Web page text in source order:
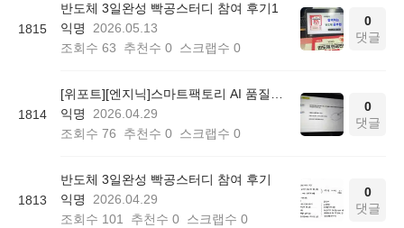
1815
반도체 3일완성 빡공스터디 참여 후기1
익명
2026.05.13
조회수 63 추천수 0 스크랩수 0
0
댓글
1814
[위포트][엔지닉]스마트팩토리 AI 품질관리 빡공스터디 51기 후기
익명
2026.04.29
조회수 76 추천수 0 스크랩수 0
0
댓글
1813
반도체 3일완성 빡공스터디 참여 후기
익명
2026.04.29
조회수 101 추천수 0 스크랩수 0
0
댓글